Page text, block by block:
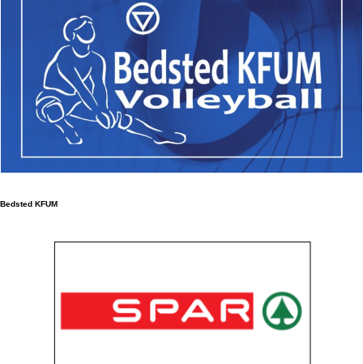
Bedsted KFUM